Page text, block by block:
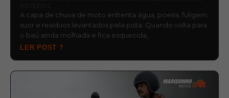
A capa de chuva de moto enfrenta água, poeira, fuligem,
suor e resíduos levantados pela pista. Quando volta para
o baú ainda molhada e fica esquecida,…
LER POST ?